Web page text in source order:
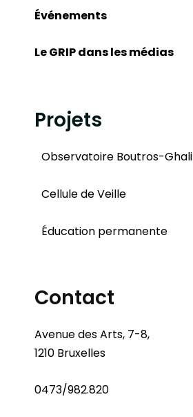
Événements
Le GRIP dans les médias
Projets
Observatoire Boutros-Ghali
Cellule de Veille
Éducation permanente
Contact
Avenue des Arts, 7-8,
1210 Bruxelles
0473/982.820